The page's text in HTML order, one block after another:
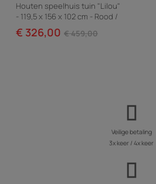
Houten speelhuis tuin "Lilou"
- 119,5 x 156 x 102 cm - Rood /
Grijs
€ 326,00 € 459,00
Veilige betaling
3x keer / 4x keer